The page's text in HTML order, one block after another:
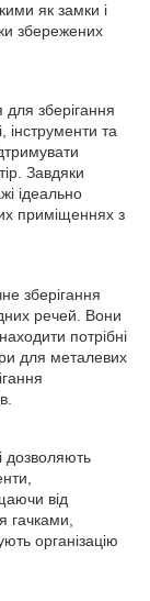
як замки і
збережених
для зберігання
інструменти та
Завдяки
ідеально
приміщеннях з
зберігання
речей. Вони
потрібні
для металевих
дозволяють
від
гачками,
організацію